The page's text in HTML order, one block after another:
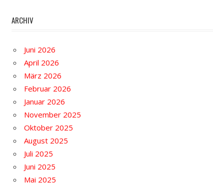
ARCHIV
Juni 2026
April 2026
März 2026
Februar 2026
Januar 2026
November 2025
Oktober 2025
August 2025
Juli 2025
Juni 2025
Mai 2025